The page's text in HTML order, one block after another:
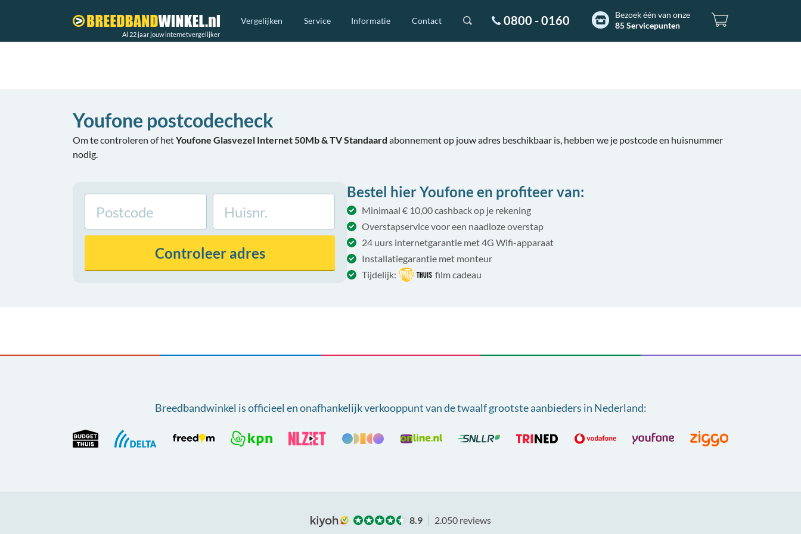
Al 22 jaar jouw internetvergelijker
Vergelijken Service Informatie Contact 0800 - 0160
Bezoek één van onze
85 Servicepunten
Youfone postcodecheck
Om te controleren of hetYoufone Glasvezel Internet 50Mb & TV Standaard abonnement op jouw adres beschikbaar is, hebben we je postcode en huisnummer
nodig.
Controleeradres
Bestel hier Youfone en profiteer van:
Minimaal € 10,00 cashback op je rekening
Overstapservice voor een naadloze overstap
24 uurs internetgarantie met 4G Wifi-apparaat
Installatiegarantie met monteur
Tijdelijk:
film cadeau
Breedbandwinkel is officieel en onafhankelijk verkooppunt vande twaalf grootste aanbieders in Nederland:
8.9 2.050 reviews